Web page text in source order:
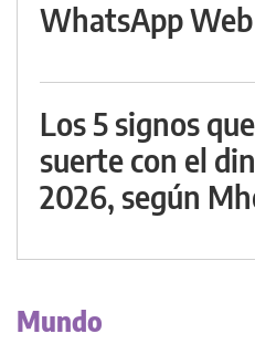
WhatsApp Web
Los 5 signos
suerte con el
2026, según
Mundo